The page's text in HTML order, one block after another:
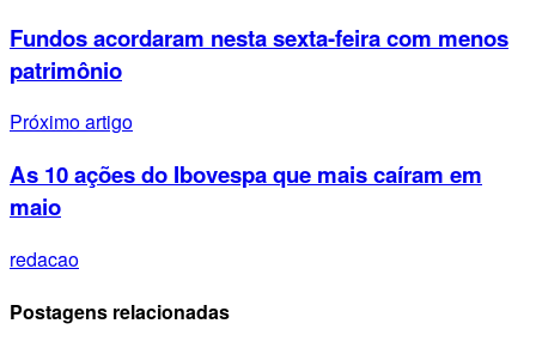
Fundos acordaram nesta sexta-feira com menos
patrimônio
Próximo artigo
As 10 ações do Ibovespa que mais caíram em
maio
redacao
Postagens relacionadas